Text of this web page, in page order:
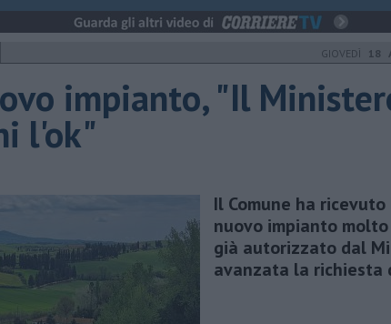
GIOVEDÌ 18
impianto, "Il
l'ok"
Il Comune ha
nuovo impianto
già autorizzato dal
avanzata la richiesta